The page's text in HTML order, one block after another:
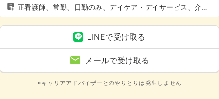
正看護師、常勤、日勤のみ、デイケア・デイサービス、介
護・福祉系、4週8休以上
LINEで受け取る
メールで受け取る
※キャリアアドバイザーとのやりとりは発生しません